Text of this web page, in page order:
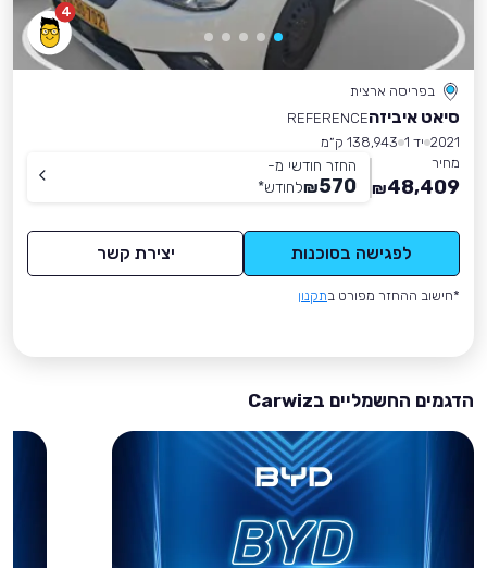
4
בפריסה ארצית
סיאט איביזהREFERENCE
2021 יד 1
138,943 ק״מ
מחיר
48,409
₪
החזר חודשי מ-
570
₪לחודש*
לפגישה בסוכנות יצירת קשר
*חישוב ההחזר מפורט בתקנון
הדגמים החשמליים בCarwiz